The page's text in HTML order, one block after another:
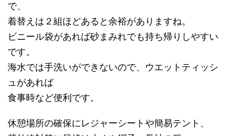
で、
着替えは２組ほどあると余裕がありますね。
ビニール袋があれば砂まみれでも持ち帰りしやすい
です。
海水では手洗いができないので、ウエットティッシ
ュがあれば
食事時など便利です。
休憩場所の確保にレジャーシートや簡易テント、